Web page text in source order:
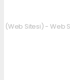
(Web Sitesi) - Web